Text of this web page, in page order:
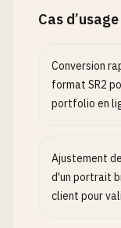
Cas d’usage
Conversion
format SR2
portfolio en
Ajustement
d'un portrait
client pour